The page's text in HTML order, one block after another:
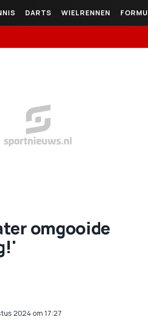
DARTS WIELRENNEN
omgooide
2024 om 17:27